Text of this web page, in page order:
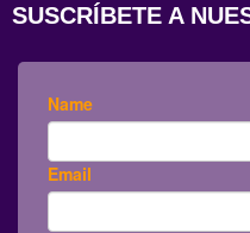
SUSCRÍBETE A